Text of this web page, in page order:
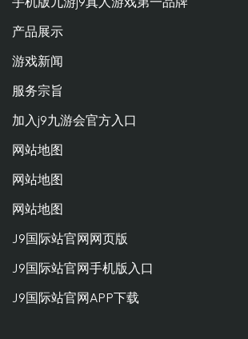
产品展示
游戏新闻
服务宗旨
加入j9九游会官方入口
网站地图
网站地图
网站地图
J9国际站官网网页版
J9国际站官网手机版入口
J9国际站官网APP下载